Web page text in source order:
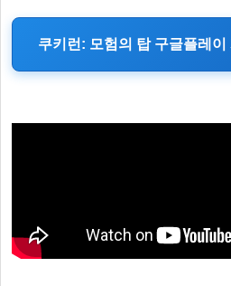
쿠키런: 모험의 탑 구글플레이